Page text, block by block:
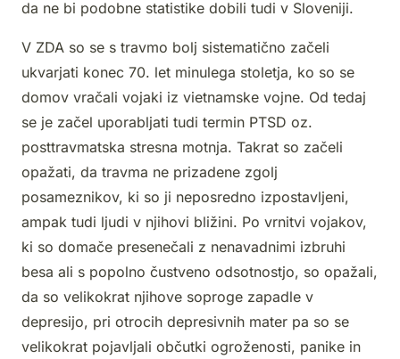
da ne bi podobne statistike dobili tudi v Sloveniji.
V ZDA so se s travmo bolj sistematično začeli
ukvarjati konec 70. let minulega stoletja, ko so se
domov vračali vojaki iz vietnamske vojne. Od tedaj
se je začel uporabljati tudi termin PTSD oz.
posttravmatska stresna motnja. Takrat so začeli
opažati, da travma ne prizadene zgolj
posameznikov, ki so ji neposredno izpostavljeni,
ampak tudi ljudi v njihovi bližini. Po vrnitvi vojakov,
ki so domače presenečali z nenavadnimi izbruhi
besa ali s popolno čustveno odsotnostjo, so opažali,
da so velikokrat njihove soproge zapadle v
depresijo, pri otrocih depresivnih mater pa so se
velikokrat pojavljali občutki ogroženosti, panike in